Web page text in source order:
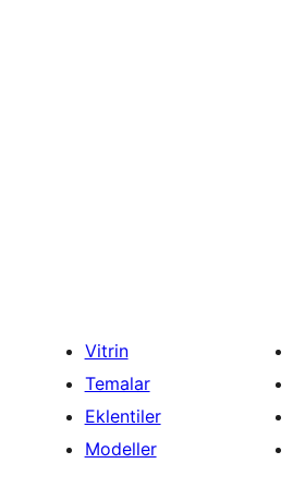
Vitrin
Temalar
Eklentiler
Modeller